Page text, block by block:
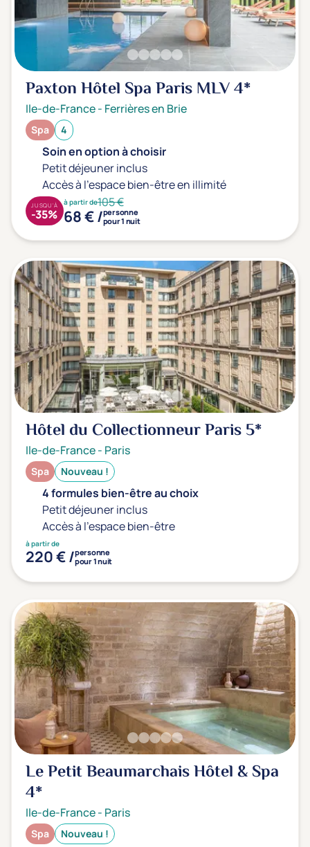
Paxton Hôtel Spa Paris MLV4*
Ile-de-France- Ferrières en Brie
Spa 4
Soin en option à choisir
Petit déjeuner inclus
Accès à l'espace bien-être en illimité
à partir de105 €
68 € /personne
pour 1 nuit
JUSQU'À
-35%
Hôtel du Collectionneur Paris5*
Ile-de-France- Paris
Spa Nouveau !
4 formules bien-être au choix
Petit déjeuner inclus
Accès à l'espace bien-être
à partir de
220 € /personne
pour 1 nuit
Le Petit Beaumarchais Hôtel & Spa
4*
Ile-de-France- Paris
Spa Nouveau !